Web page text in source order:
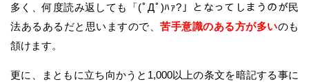
多く、何度読み返しても「(ﾟДﾟ)ﾊｧ?」となってしまうのが民
法あるあるだと思いますので、 苦手意識のある方が多いのも
頷けます。
更に、まともに立ち向かうと1,000以上の条文を暗記する事に